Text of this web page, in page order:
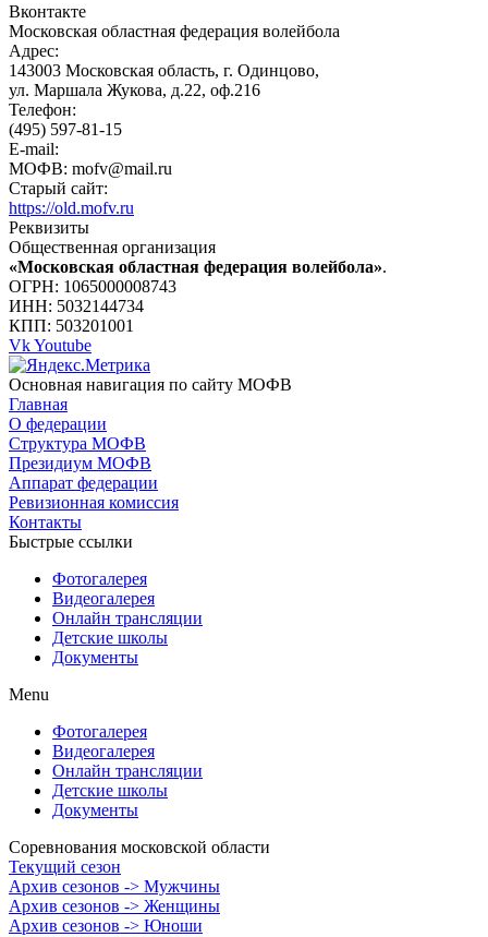
Вконтакте
Московская областная федерация волейбола
Адрес:
143003 Московская область, г. Одинцово,
ул. Маршала Жукова, д.22, оф.216
Телефон:
(495) 597-81-15
E-mail:
МОФВ: mofv@mail.ru
Старый сайт:
https://old.mofv.ru
Реквизиты
Общественная организация
«Московская областная федерация волейбола».
ОГРН: 1065000008743
ИНН: 5032144734
КПП: 503201001
VkYoutube
Основная навигация по сайту МОФВ
Главная
О федерации
Структура МОФВ
Президиум МОФВ
Аппарат федерации
Ревизионная комиссия
Контакты
Быстрые ссылки
Фотогалерея
Видеогалерея
Онлайн трансляции
Детские школы
Документы
Menu
Фотогалерея
Видеогалерея
Онлайн трансляции
Детские школы
Документы
Соревнования московской области
Текущий сезон
Архив сезонов -> Мужчины
Архив сезонов -> Женщины
Архив сезонов -> Юноши